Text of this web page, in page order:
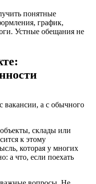
понятные
график,
Устные обещания не
вакансии, а с обычного
склады или
к этому
которая у многих
а что, если поехать